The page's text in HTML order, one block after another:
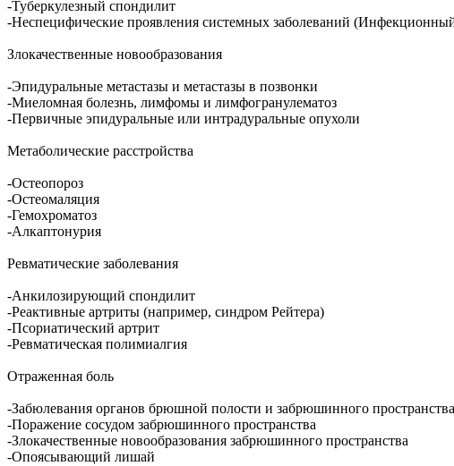
-Туберкулезный спондилит
-Неспецифические проявления системных заболеваний
Злокачественные новообразования
-Эпидуральные метастазы и метастазы в позвонки
-Миеломная болезнь, лимфомы и лимфогранулематоз
-Первичные эпидуральные или интрадуральные опухоли
Метаболические расстройства
-Остеопороз
-Остеомаляция
-Гемохроматоз
-Алкаптонурия
Ревматические заболевания
-Анкилозирующий спондилит
-Реактивные артриты (например, синдром Рейтера)
-Псориатический артрит
-Ревматическая полимиалгия
Отраженная боль
-Забюлевания органов брюшной полости и забрюшинного пространства
-Поражение сосудом забрюшинного пространства
-Злокачественные новообразования забрюшинного пространства
-Опоясывающий лишай